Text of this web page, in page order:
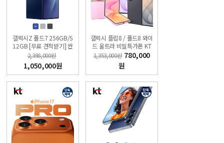
갤럭시Z 폴드7 256GB/5
12GB [무료 견적받기] 싼
올레폰
2,398,000원
1,050,000원
갤럭시 플립8 / 폴드8 와이
드 울트라 비밀특가폰 KT
온라인샵
1,353,000원 780,000
원